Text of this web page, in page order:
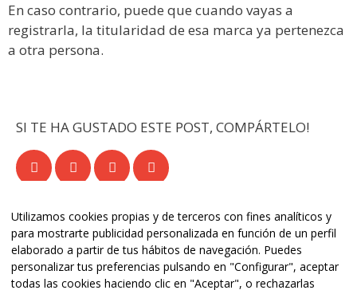
En caso contrario, puede que cuando vayas a
registrarla, la titularidad de esa marca ya pertenezca
a otra persona.
SI TE HA GUSTADO ESTE POST, COMPÁRTELO!
Utilizamos cookies propias y de terceros con fines analíticos y
para mostrarte publicidad personalizada en función de un perfil
elaborado a partir de tus hábitos de navegación. Puedes
personalizar tus preferencias pulsando en "Configurar", aceptar
todas las cookies haciendo clic en "Aceptar", o rechazarlas